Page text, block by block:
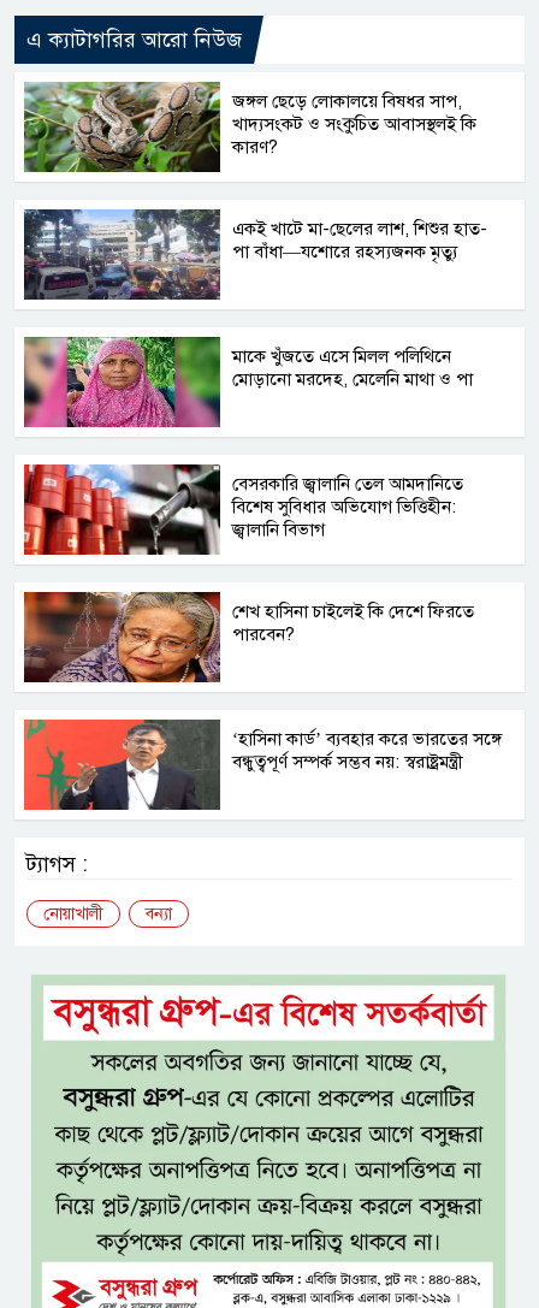
এ ক্যাটাগরির আরো নিউজ
জঙ্গল ছেড়ে লোকালয়ে বিষধর সাপ,
খাদ্যসংকট ও সংকুচিত আবাসস্থলই কি
কারণ?
একই খাটে মা-ছেলের লাশ, শিশুর হাত-
পা বাঁধা—যশোরে রহস্যজনক মৃত্যু
মাকে খুঁজতে এসে মিলল পলিথিনে
মোড়ানো মরদেহ, মেলেনি মাথা ও পা
বেসরকারি জ্বালানি তেল আমদানিতে
বিশেষ সুবিধার অভিযোগ ভিত্তিহীন:
জ্বালানি বিভাগ
শেখ হাসিনা চাইলেই কি দেশে ফিরতে
পারবেন?
‘হাসিনা কার্ড’ ব্যবহার করে ভারতের সঙ্গে
বন্ধুত্বপূর্ণ সম্পর্ক সম্ভব নয়: স্বরাষ্ট্রমন্ত্রী
ট্যাগস :
নোয়াখালী বন্যা